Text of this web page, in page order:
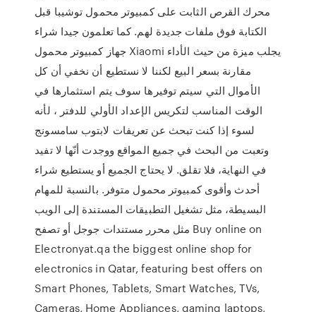
محرك القرص الثابت على كمبيوتر محمول توشيبا قبل
الكتابة فوق ملفات جديدة لهم. كما تعلمون جيدا شراء
جهاز كمبيوتر محمول Xiaomi يجلب ميزة من حيث الأداء
مقارنة بسعر البيع لكننا لا نستطيع أن نخفي أن كل
الأموال التي سيتم توفيرها سوف يتم استثمارها في
الوقت المناسب لتكريس الإعداد الأولي للدفتر ، لأنه
لسوء إذا كنت تبحث عن تعريفات لابتوب سامسونج
وتعبت من البحث في جميع المواقع ووجدت أنّها لا تفيد
في النهاية، فلا تقلق. لا يحتاج الجميع أو يستطيع شراء
أحدث وأقوى كمبيوتر محمول متوفر. بالنسبة للمهام
البسيطة، مثل تشغيل التطبيقات المستندة إلى الويب
مثل محرر مستندات جوجل أو تصفح Buy online on
Electronyat.qa the biggest online shop for
electronics in Qatar, featuring best offers on
Smart Phones, Tablets, Smart Watches, TVs,
Cameras, Home Appliances, gaming laptops,